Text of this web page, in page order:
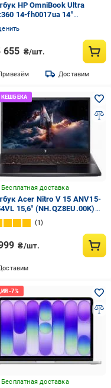
HP OmniBook Ultra
14-fh0017ua 14"
atmosphere blue
655 ₴/шт.
Доставим
Бесплатная доставка
Acer Nitro V 15 ANV15-
15,6" (NH.QZ8EU.00K)
1
₴/шт.
Бесплатная доставка